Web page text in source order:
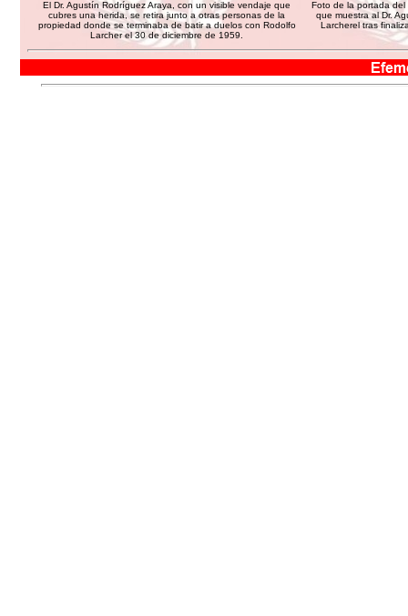
El Dr. Agustín Rodríguez Araya, con un visible vendaje que
cubres una herida, se retira junto a otras personas de la
propiedad donde se terminaba de batir a duelos con Rodolfo
Larcher el 30 de diciembre de 1959.
Foto de la portada
que muestra al Dr.
Larcherel tras